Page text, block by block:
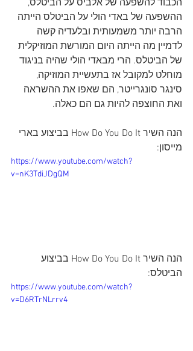
הכבוד להשפעה של אלביס על הביטלס,
ההשפעה של באדי הולי על הביטלס הייתה
הרבה יותר משמעותית ובלעדיה קשה
לדמיין מה הייתה היום המורשת המוזיקלית
של הביטלס. הרי מבאדי הולי שהיה בניגוד
מוחלט למקובל אז בתעשיית המוזיקה,
סינגר סונגרייטר, הם שאפו את ההשראה
ואת החוצפה להיות גם הם כאלה.
הנה השיר How Do You Do It בביצוע בארי
מייסון:
https://www.youtube.com/watch?
v=nK3TdiJDgQM
הנה השיר How Do You Do It בביצוע
הביטלס:
https://www.youtube.com/watch?
v=D6RTrNLrrv4